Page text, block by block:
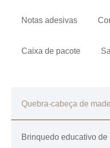
Notas adesivas
Caixa de pacote
Quebra-cabeça de
Brinquedo educativo de